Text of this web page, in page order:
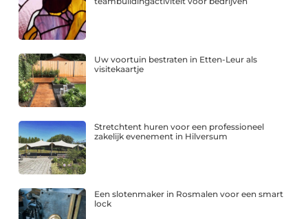
Uw voortuin bestraten in Etten-Leur als
visitekaartje
Stretchtent huren voor een professioneel
zakelijk evenement in Hilversum
Een slotenmaker in Rosmalen voor een smart
lock